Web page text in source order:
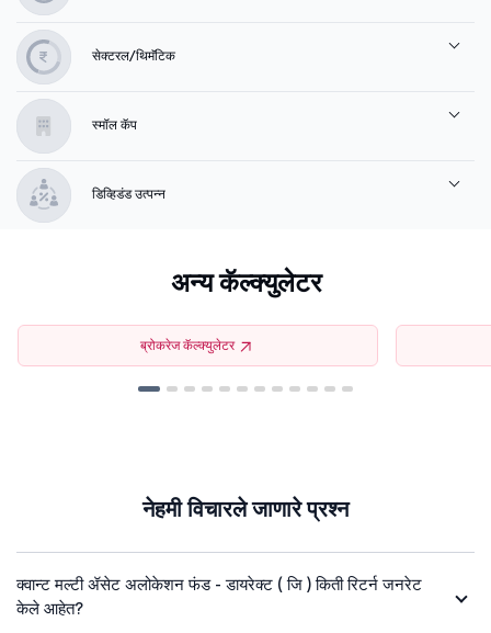
सेक्टरल/थिमॅटिक
स्मॉल कॅप
डिव्हिडंड उत्पन्न
अन्य कॅल्क्युलेटर
ब्रोकरेज कॅल्क्युलेटर
नेहमी विचारले जाणारे प्रश्न
क्वान्ट मल्टी ॲसेट अलोकेशन फंड - डायरेक्ट ( जि ) किती रिटर्न जनरेट
केले आहेत?